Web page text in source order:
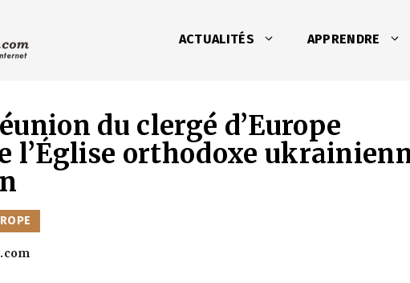
ACTUALITÉS APPRENDRE
du clergé d’Europe
l’Église orthodoxe